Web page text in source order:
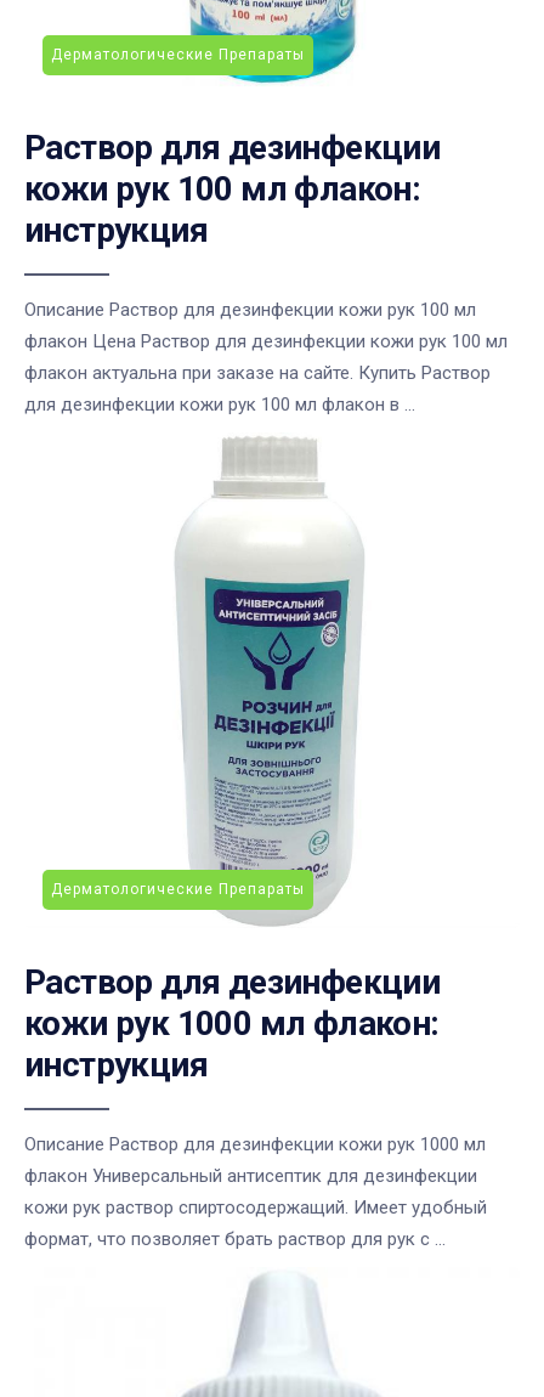
Дерматологические Препараты
Раствор для дезинфекции
кожи рук 100 мл флакон:
инструкция
Описание Раствор для дезинфекции кожи рук 100 мл
флакон Цена Раствор для дезинфекции кожи рук 100 мл
флакон актуальна при заказе на сайте. Купить Раствор
для дезинфекции кожи рук 100 мл флакон в ...
Дерматологические Препараты
Раствор для дезинфекции
кожи рук 1000 мл флакон:
инструкция
Описание Раствор для дезинфекции кожи рук 1000 мл
флакон Универсальный антисептик для дезинфекции
кожи рук раствор спиртосодержащий. Имеет удобный
формат, что позволяет брать раствор для рук с ...